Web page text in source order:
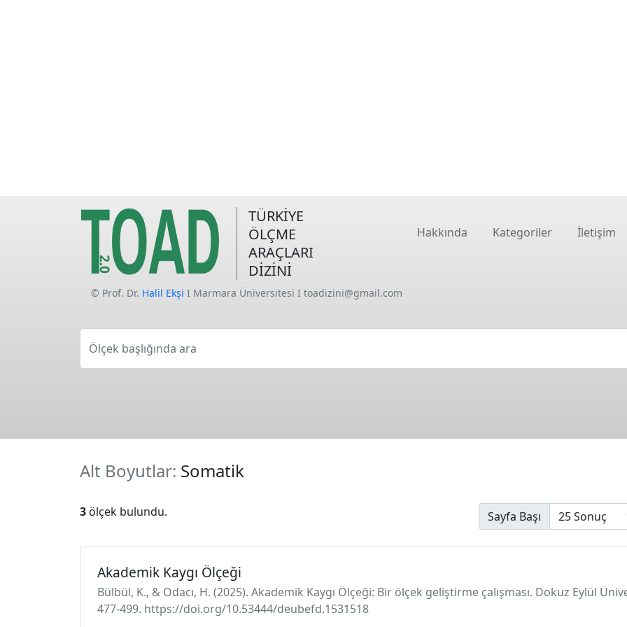
TÜRKİYE
ÖLÇME
ARAÇLARI
DİZİNİ
Hakkında Kategoriler İletişim
© Prof. Dr. Halil Ekşi I Marmara Üniversitesi I toadizini@gmail.com
Ölçek başlığında ara
Alt Boyutlar: Somatik
3 ölçek bulundu. Sayfa Başı
Akademik Kaygı Ölçeği
Bülbül, K., & Odacı, H. (2025). Akademik Kaygı Ölçeği: Bir ölçek geliştirme çalışması. Dokuz Eylül
477-499. https://doi.org/10.53444/deubefd.1531518